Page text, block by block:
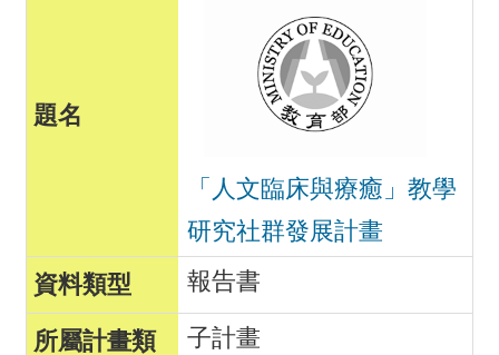
「人文臨床與療癒」教學
研究社群發展計畫
報告書
子計畫